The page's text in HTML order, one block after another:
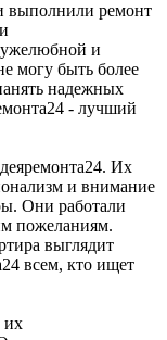
выполнили ремонт
и
могу быть более
надежных
- лучший
Их
и внимание
Они работали
пожеланиям.
выглядит
всем, кто ищет
их